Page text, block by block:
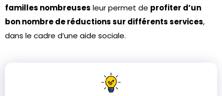
familles nombreuses leur permet de profiter d’un
bon nombre de réductions sur différents services,
dans le cadre d’une aide sociale.